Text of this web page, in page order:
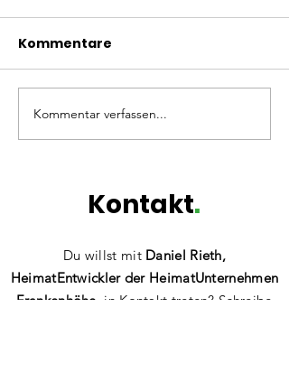
Kunstmühle
Flachslanden: Ein Ort
Kommentare
Kommentar verfassen...
Kontakt.
Du willst mit Daniel Rieth,
HeimatEntwickler der HeimatUnternehmen
Frankenhöhe, in Kontakt treten? Schreibe